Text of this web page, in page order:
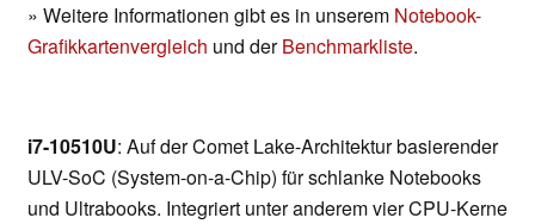
» Weitere Informationen gibt es in unserem Notebook-
Grafikkartenvergleich und derBenchmarkliste.
i7-10510U: Auf der Comet Lake-Architektur basierender
ULV-SoC (System-on-a-Chip) für schlanke Notebooks
und Ultrabooks. Integriert unter anderem vier CPU-Kerne